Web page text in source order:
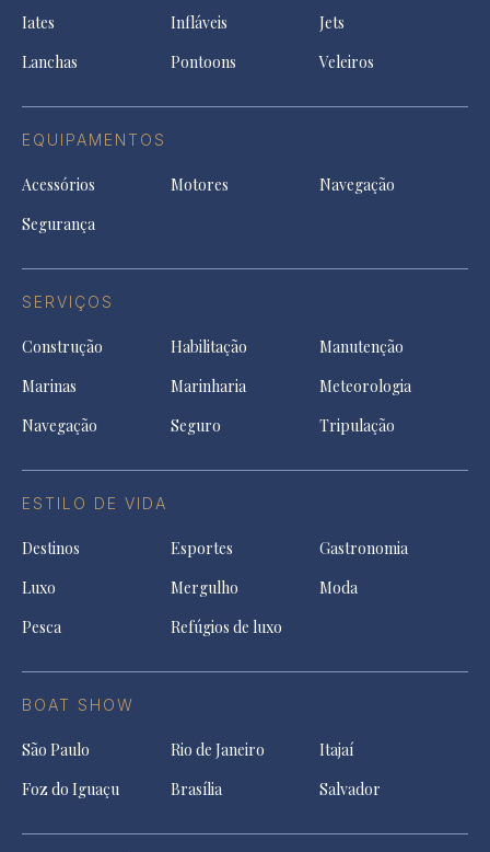
Iates Infláveis
Jets
Lanchas
Pontoons Veleiros
EQUIPAMENTOS
Acessórios Motores
Navegação
Segurança
SERVIÇOS
Construção Habilitação
Manutenção
Marinas
Marinharia
Meteorologia
Navegação
Seguro Tripulação
ESTILO DE VIDA
Destinos Esportes
Gastronomia
Luxo
Mergulho
Moda
Pesca
Refúgios de luxo
BOAT SHOW
São Paulo Rio de Janeiro
Itajaí
Foz do Iguaçu
Brasília Salvador